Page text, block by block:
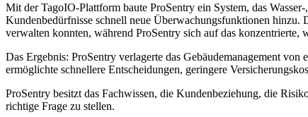
Mit der TagoIO-Plattform baute ProSentry ein System, das
Kundenbedürfnisse schnell neue Überwachungsfunktionen hinzu.
verwalten konnten, während ProSentry sich auf das konzentrierte,
Das Ergebnis: ProSentry verlagerte das Gebäudemanagement
ermöglichte schnellere Entscheidungen, geringere
ProSentry besitzt das Fachwissen, die Kundenbeziehung, die
richtige Frage zu stellen.